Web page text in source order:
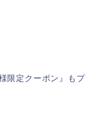
限定クーポン』もプ